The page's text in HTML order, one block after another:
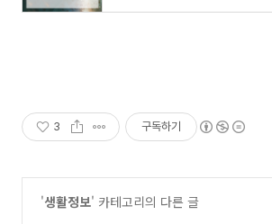
3 구독하기
'생활정보' 카테고리의 다른 글